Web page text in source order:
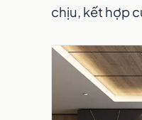
chịu, kết hợp